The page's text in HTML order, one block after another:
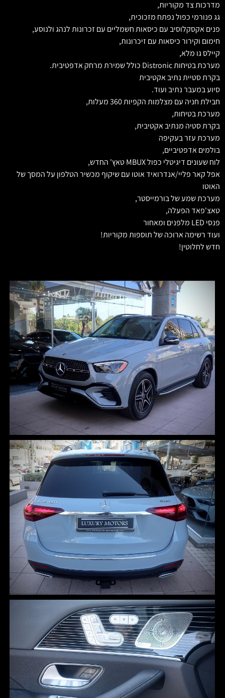
מדרכות צד מקוריות,
גג פנורמי כפול נפתח מזכוכית,
פנים אקסקלוסיב עם כיסאות חשמליים עם זכרונות לנהג ולנוסע,
חימום וקירור כיסאות עם זיכרונות,
קיילס גו מלא,
מערכת בטיחות Distronic כולל שמירת מרחק אדפטיבית.
בקרת סטיית נתיב אקטיבית
סיוע במעבר נתיב ועוד.
חבילת חניה עם מצלמות הקפיות 360 מעלות,
מערכת בטיחות,
בקרת סטיה מנתיב אקטיבית,
מערכת עזר בעקיפה
בולמים אדפטיביים,
לוח שעונים דיגיטלי כפול MBUX טאץ' החדש,
אפל קאר פליי/אנדרואיד אוטו עם שיקוף מכשיר הטלפון על המסך של
האוטו
מערכת שמע של בורמייסטר,
טאצ'פאד הפעלה,
פנסי LED מלפנים ומאחור
ועוד רשימה ארוכה של תוספות מקוריות!
חדש לחלוטין!